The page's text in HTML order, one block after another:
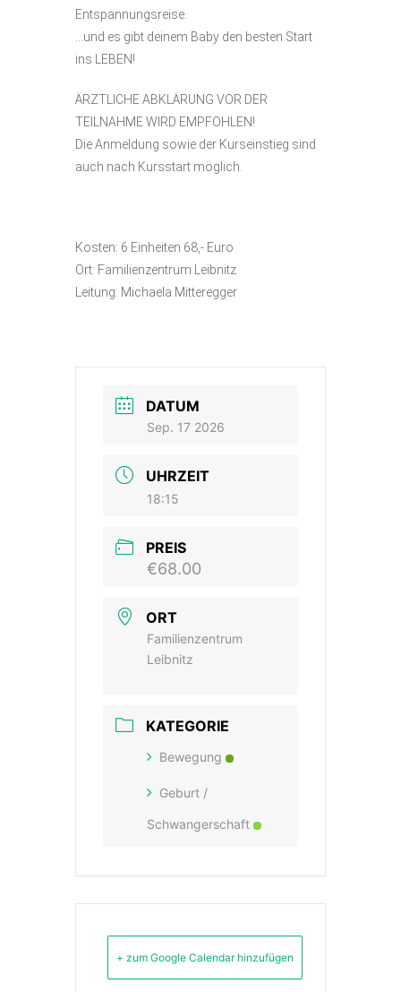
Entspannungsreise.
…und es gibt deinem Baby den besten Start
ins LEBEN!
ÄRZTLICHE ABKLÄRUNG VOR DER
TEILNAHME WIRD EMPFOHLEN!
Die Anmeldung sowie der Kurseinstieg sind
auch nach Kursstart möglich.
Kosten: 6 Einheiten 68,- Euro
Ort: Familienzentrum Leibnitz
Leitung: Michaela Mitteregger
DATUM
Sep. 17 2026
UHRZEIT
18:15
PREIS
€68.00
ORT
Familienzentrum
Leibnitz
KATEGORIE
Bewegung
Geburt /
Schwangerschaft
+ zum Google Calendar hinzufügen